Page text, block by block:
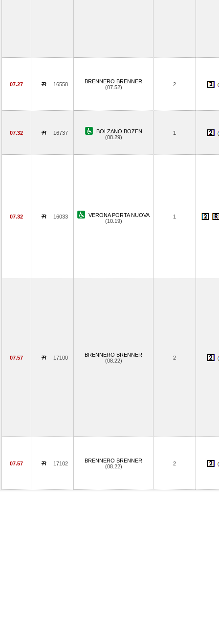
07.27 16558
BRENNERO BRENNER
(07.52)
2
07.32 16737
BOLZANO BOZEN
(08.29)
1
07.32 16033
VERONA PORTA NUOVA
(10.19)
1
07.57 17100
BRENNERO BRENNER
(08.22)
2
07.57 17102
BRENNERO BRENNER
(08.22)
2